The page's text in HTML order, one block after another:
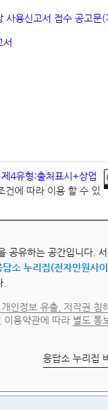
사용신고서 접수 공고문(
서
제4유형:출처표시+상업
건에 따라 이용 할 수 있
공유하는 공간입니다.
답소 누리집(전자민원사
인정보 유출, 저작권 침
이용약관에 따라 별도 통
응답소 누리집